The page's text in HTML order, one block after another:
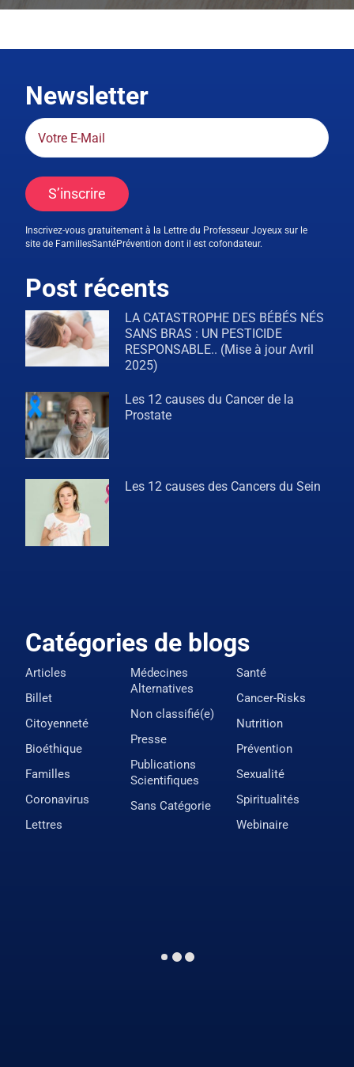
Newsletter
S’inscrire
Inscrivez-vous gratuitement à la Lettre du Professeur Joyeux sur le
site de FamillesSantéPrévention dont il est cofondateur.
Post récents
LA CATASTROPHE DES BÉBÉS NÉS
SANS BRAS : UN PESTICIDE
RESPONSABLE.. (Mise à jour Avril
2025)
Les 12 causes du Cancer de la
Prostate
Les 12 causes des Cancers du Sein
Catégories de blogs
Articles
Billet
Citoyenneté
Bioéthique
Familles
Coronavirus
Lettres
Médecines
Alternatives
Non classifié(e)
Presse
Publications
Scientifiques
Sans Catégorie
Santé
Cancer-Risks
Nutrition
Prévention
Sexualité
Spiritualités
Webinaire